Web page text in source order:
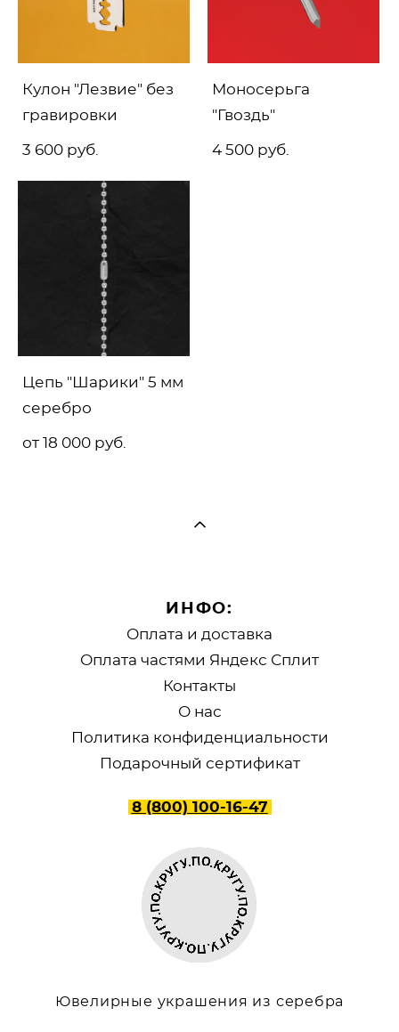
Кулон "Лезвие" без
гравировки
3 600 pуб.
Моносерьга
"Гвоздь"
4 500 pуб.
Цепь "Шарики" 5 мм
серебро
от 18 000 pуб.
ИНФО:
Оплата и доставка
Оплата частями Яндекс Сплит
Контакты
О нас
Политика конфиденциальности
Подарочный сертификат
8 (800) 100-16-47
Ювелирные украшения из серебра